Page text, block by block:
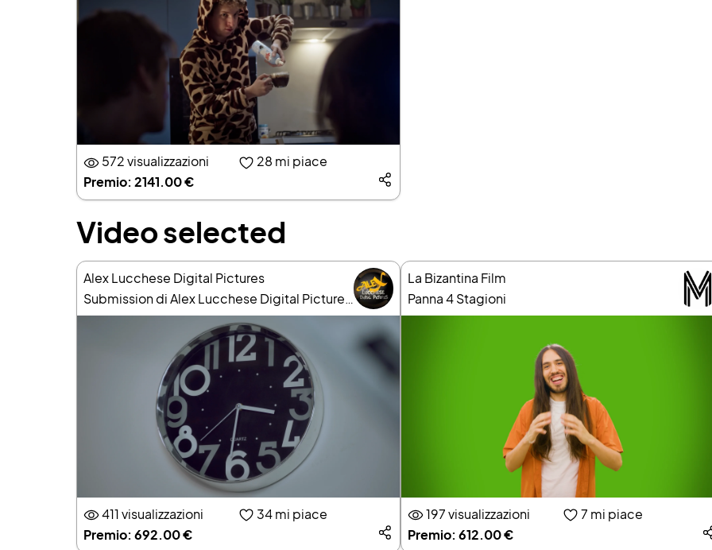
572 visualizzazioni 28 mi piace
Premio: 2141.00 €
Video selected
Alex Lucchese Digital Pictures
Submission di Alex Lucchese Digital Pictures “La Sola e Unica”
411 visualizzazioni 34mi piace
Premio: 692.00 €
La Bizantina Film
Panna 4 Stagioni
197 visualizzazioni 7 mi piace
Premio: 612.00 €